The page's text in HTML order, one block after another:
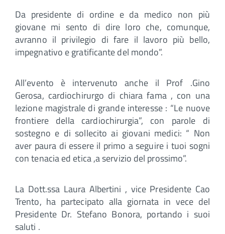
Da presidente di ordine e da medico non più
giovane mi sento di dire loro che, comunque,
avranno il privilegio di fare il lavoro più bello,
impegnativo e gratificante del mondo”.
All’evento è intervenuto anche il Prof .Gino
Gerosa, cardiochirurgo di chiara fama , con una
lezione magistrale di grande interesse : “Le nuove
frontiere della cardiochirurgia”, con parole di
sostegno e di sollecito ai giovani medici: “ Non
aver paura di essere il primo a seguire i tuoi sogni
con tenacia ed etica ,a servizio del prossimo”.
La Dott.ssa Laura Albertini , vice Presidente Cao
Trento, ha partecipato alla giornata in vece del
Presidente Dr. Stefano Bonora, portando i suoi
saluti .